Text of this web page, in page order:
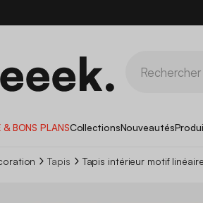
BONS PLANSCollectionsNouveautés
Tapis Tapis intérieur motif